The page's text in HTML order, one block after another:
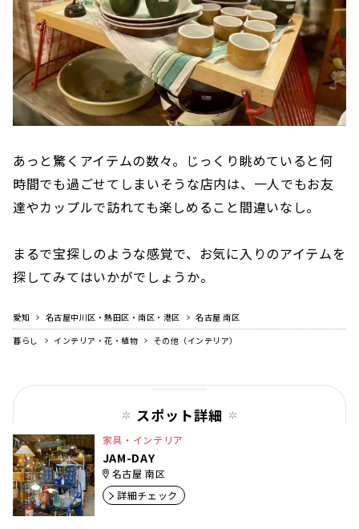
あっと驚くアイテムの数々。じっくり眺めていると何
時間でも過ごせてしまいそうな店内は、一人でもお友
達やカップルで訪れても楽しめること間違いなし。
まるで宝探しのような感覚で、お気に入りのアイテムを
探してみてはいかがでしょうか。
愛知 名古屋中川区・熱田区・南区・港区
名古屋 南区
暮らし
インテリア・花・植物 その他（インテリア）
スポット詳細
家具・インテリア
JAM-DAY
名古屋 南区
詳細チェック